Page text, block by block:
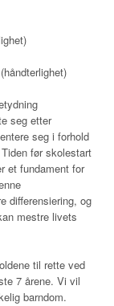
seg etter
seg i forhold
før skolestart
et fundament for
differensiering, og
mestre livets
til rette ved
7 årene. Vi vil
barndom.